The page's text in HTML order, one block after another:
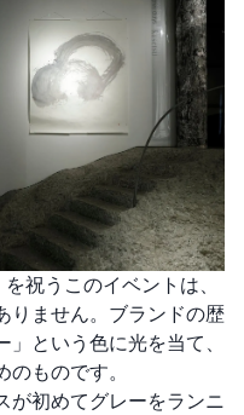
祝うこのイベントは、
りません。ブランドの歴
という色に光を当て、
ものです。
が初めてグレーをランニ